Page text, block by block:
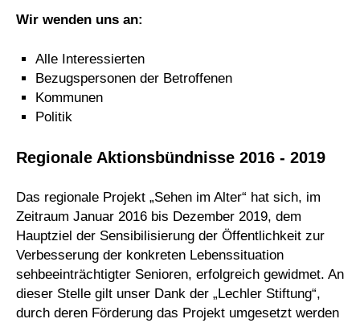
Wir wenden uns an:
Alle Interessierten
Bezugspersonen der Betroffenen
Kommunen
Politik
Regionale Aktionsbündnisse 2016 - 2019
Das regionale Projekt „Sehen im Alter“ hat sich, im
Zeitraum Januar 2016 bis Dezember 2019, dem
Hauptziel der Sensibilisierung der Öffentlichkeit zur
Verbesserung der konkreten Lebenssituation
sehbeeinträchtigter Senioren, erfolgreich gewidmet. An
dieser Stelle gilt unser Dank der „Lechler Stiftung“,
durch deren Förderung das Projekt umgesetzt werden